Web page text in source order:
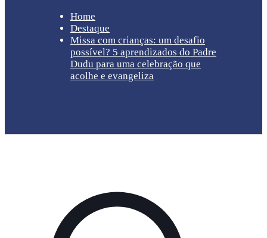
Home
Destaque
Missa com crianças: um desafio
possível? 5 aprendizados do Padre
Dudu para uma celebração que
acolhe e evangeliza